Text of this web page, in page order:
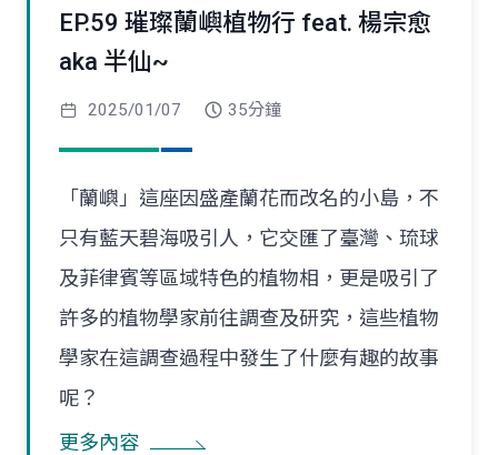
EP.59 璀璨蘭嶼植物行 feat. 楊宗愈
aka 半仙~
2025/01/07 35分鐘
「蘭嶼」這座因盛產蘭花而改名的小島，不
只有藍天碧海吸引人，它交匯了臺灣、琉球
及菲律賓等區域特色的植物相，更是吸引了
許多的植物學家前往調查及研究，這些植物
學家在這調查過程中發生了什麼有趣的故事
呢？
更多內容